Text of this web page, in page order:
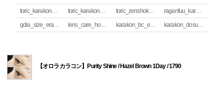
toric_karakon_takai_riyuu toric_karakon_real_review toric_zenshoku_review
raganfuu_karakon_erabikata
gdia_size_erabikata
lens_care_houhou karakon_bc_erabikata karakon_dosuu_erabikata
【オロラカラコン】Purity Shine / Hazel Brown 1Day / 1790